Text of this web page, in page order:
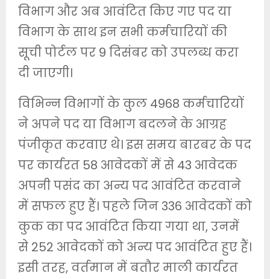
विभाग और अब आवंटित किए गए पद या
विभाग के साथ इन सभी कर्मचारियों की
सूची पोर्टल पर 9 दिसंबर को उपलब्ध करा
दी जाएगी।
विभिन्न विभागों के कुल 4968 कर्मचारियों
ने अपने पद या विभाग बदलने के आग्रह
पंजीकृत करवाए थे। इस समय बारबर के पद
पर कार्यरत 58 आवेदकों में से 43 आवेदक
अपनी पसंद का अन्य पद आवंटित करवाने
में सफल हुए हैं। पहले जिन 336 आवेदकों को
कुक का पद आवंटित किया गया था, उनमें
से 252 आवेदकों को अन्य पद आवंटित हुए हैं।
इसी तरह, वर्तमान में बतौर माली कार्यरत